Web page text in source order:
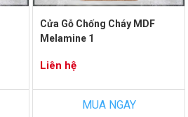
Cửa Gỗ Chống Cháy MDF
Melamine 1
Liên hệ
MUA NGAY